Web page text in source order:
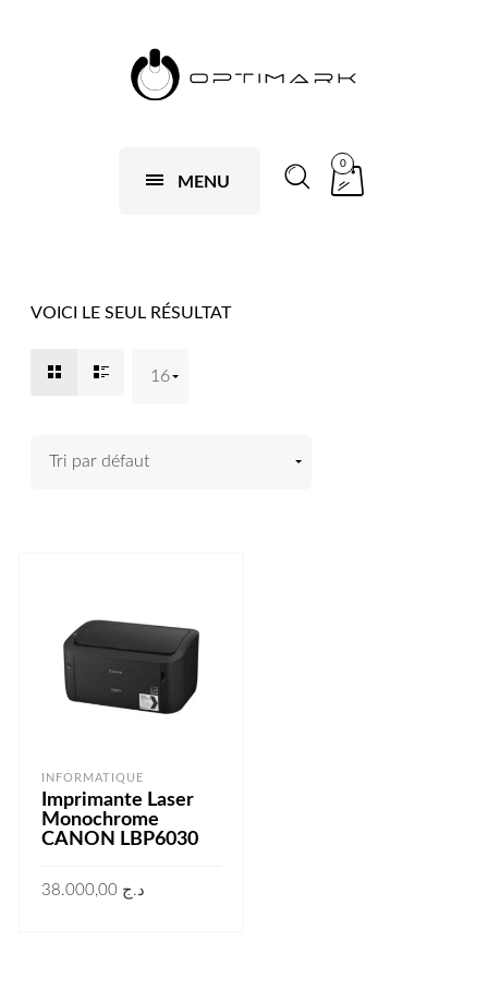
MENU
0
VOICI LE SEUL RÉSULTAT
INFORMATIQUE
Imprimante Laser
Monochrome
CANON LBP6030
د.ج 38.000,00